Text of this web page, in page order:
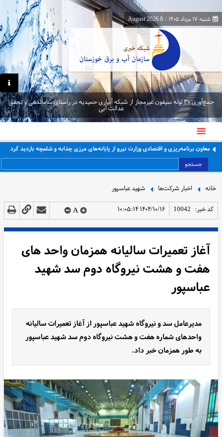
شنبه ۱۷ مرداد ۱۴۰۵ /
8 August 2026
جمع‌آوری ۳۰ لوله سیفون غیرمجاز از شبکه آبیاری حمیدیه در راستای ساماندهی و تحقق
عدالت آبی
معاون برنامه‌ریزی و اقتصادی وزارت نیرو از پایانه‌های مرزی چذابه و شلمچه بازدید کرد
جستجو
خانه اخبار شرکت‌ها شهید عباسپور
کد خبر: 10042 ۱۴۰۴/۱۰/۱۶ ۱۰:۰۵:۱۴ A
آغاز تعمیرات سالیانه همزمان واحد های
هفت و هشت نیروگاه دوم سد شهید
عباسپور
مدیرعامل سد و نیروگاه شهید عباسپور از آغاز تعمیرات سالیانه
واحدهای شماره هفت و هشت نیروگاه دوم سد شهید عباسپور
به طور همزمان خبر داد.